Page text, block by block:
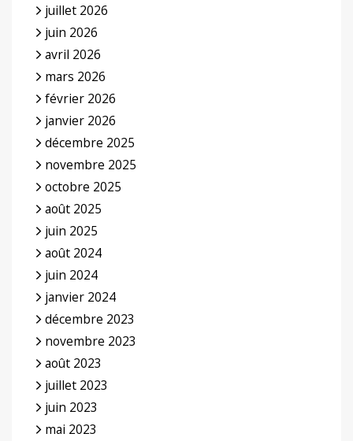
juillet 2026
juin 2026
avril 2026
mars 2026
février 2026
janvier 2026
décembre 2025
novembre 2025
octobre 2025
août 2025
juin 2025
août 2024
juin 2024
janvier 2024
décembre 2023
novembre 2023
août 2023
juillet 2023
juin 2023
mai 2023